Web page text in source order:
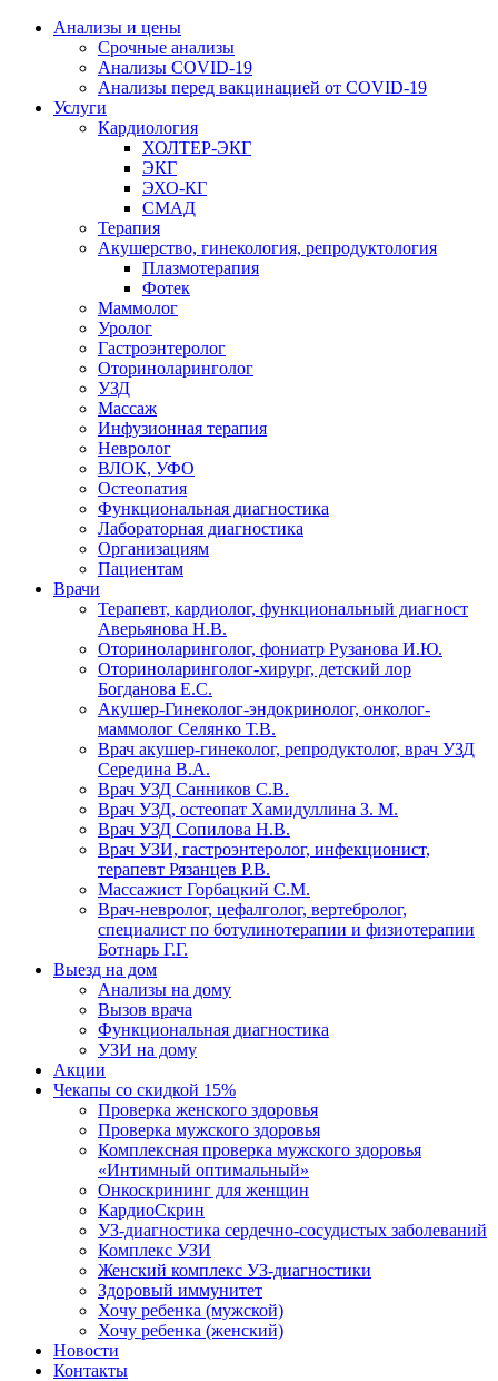
Анализы и цены
Срочные анализы
Анализы COVID-19
Анализы перед вакцинацией от COVID-19
Услуги
Кардиология
ХОЛТЕР-ЭКГ
ЭКГ
ЭХО-КГ
СМАД
Терапия
Акушерство, гинекология, репродуктология
Плазмотерапия
Фотек
Маммолог
Уролог
Гастроэнтеролог
Оториноларинголог
УЗД
Массаж
Инфузионная терапия
Невролог
ВЛОК, УФО
Остеопатия
Функциональная диагностика
Лабораторная диагностика
Организациям
Пациентам
Врачи
Терапевт, кардиолог, функциональный диагност
Аверьянова Н.В.
Оториноларинголог, фониатр Рузанова И.Ю.
Оториноларинголог-хирург, детский лор
Богданова Е.С.
Акушер-Гинеколог-эндокринолог, онколог-
маммолог Селянко Т.В.
Врач акушер-гинеколог, репродуктолог, врач УЗД
Середина В.А.
Врач УЗД Санников С.В.
Врач УЗД, остеопат Хамидуллина З. М.
Врач УЗД Сопилова Н.В.
Врач УЗИ, гастроэнтеролог, инфекционист,
терапевт Рязанцев Р.В.
Массажист Горбацкий С.М.
Врач-невролог, цефалголог, вертебролог,
специалист по ботулинотерапии и физиотерапии
Ботнарь Г.Г.
Выезд на дом
Анализы на дому
Вызов врача
Функциональная диагностика
УЗИ на дому
Акции
Чекапы со скидкой 15%
Проверка женского здоровья
Проверка мужского здоровья
Комплексная проверка мужского здоровья
«Интимный оптимальный»
Онкоcкрининг для женщин
КардиоСкрин
УЗ-диагностика сердечно-сосудистых заболеваний
Комплекс УЗИ
Женский комплекс УЗ-диагностики
Здоровый иммунитет
Хочу ребенка (мужской)
Хочу ребенка (женский)
Новости
Контакты